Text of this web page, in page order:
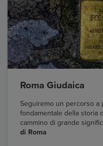
Roma Giudaica
Seguiremo un percorso
fondamentale della storia
cammino di grande
di Roma